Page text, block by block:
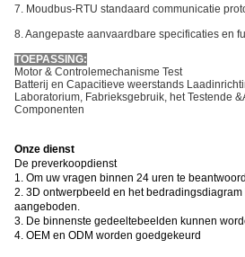
7. Moudbus-RTU standaard communicatie
8. Aangepaste aanvaardbare specificaties en
TOEPASSING:
Motor & Controlemechanisme Test
Batterij en Capacitieve weerstands
Laboratorium, Fabrieksgebruik, het Testende
Componenten
Onze dienst
De preverkoopdienst
1. Om uw vragen binnen 24 uren te
2. 3D ontwerpbeeld en het
aangeboden.
3. De binnenste gedeeltebeelden kunnen
4. OEM en ODM worden goedgekeurd